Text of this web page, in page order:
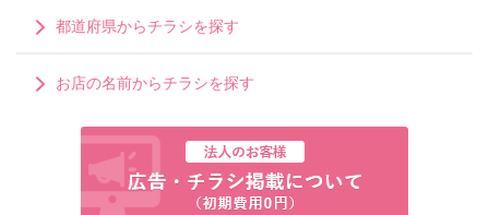
都道府県からチラシを探す
お店の名前からチラシを探す